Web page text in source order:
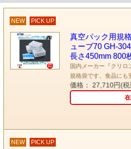
NEW PICK UP
真空パック用規
ューブ70 GH-
長さ450mm 800
国内メーカー『クリロ
規格袋です。食品にも
価格： 27,710円(税
NEW PICK UP